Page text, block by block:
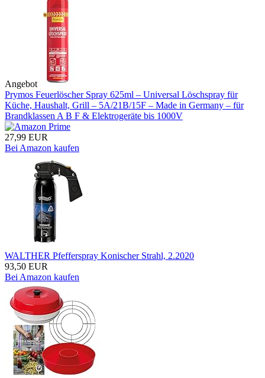
Angebot
Prymos Feuerlöscher Spray 625ml – Universal Löschspray für
Küche, Haushalt, Grill – 5A/21B/15F – Made in Germany – für
Brandklassen A B F & Elektrogeräte bis 1000V
27,99 EUR
Bei Amazon kaufen
WALTHER Pfefferspray Konischer Strahl, 2.2020
93,50 EUR
Bei Amazon kaufen